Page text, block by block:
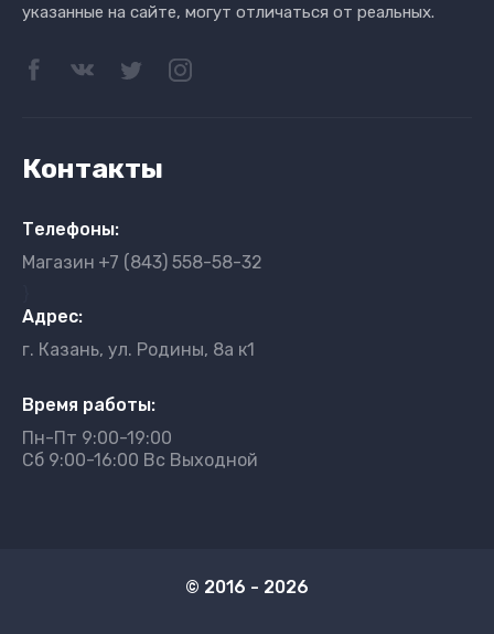
указанные на сайте, могут отличаться от реальных.
Контакты
Телефоны:
Магазин +7 (843) 558-58-32
Адрес:
г. Казань, ул. Родины, 8а к1
Время работы:
Пн-Пт 9:00-19:00
Сб 9:00-16:00 Вс Выходной
© 2016 - 2026